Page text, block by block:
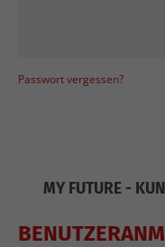
MY FUTURE -